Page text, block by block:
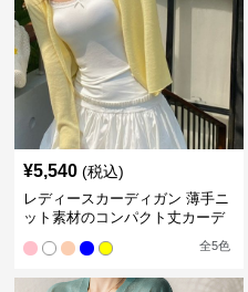
¥5,540 (税込)
レディースカーディガン 薄手ニ
ット素材のコンパクト丈カーデ
全5色